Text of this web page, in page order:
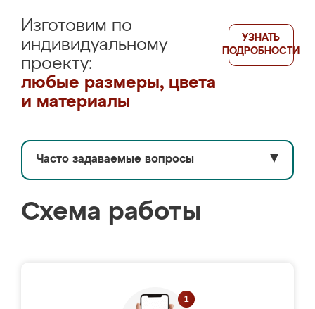
Изготовим по
индивидуальному
проекту:
любые размеры, цвета
и материалы
УЗНАТЬ
ПОДРОБНОСТИ
Часто задаваемые вопросы ▼
Схема работы